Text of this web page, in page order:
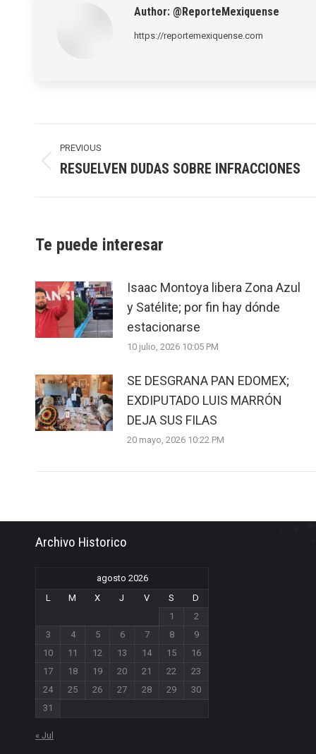
Author: @ReporteMexiquense
https://reportemexiquense.com
navigation
PREVIOUS
Previous
RESUELVEN DUDAS SOBRE INFRACCIONES
Te puede interesar
Isaac Montoya libera Zona Azul
y Satélite; por fin hay dónde
estacionarse
10 julio, 2026 10:05 PM
SE DESGRANA PAN EDOMEX;
EXDIPUTADO LUIS MARRÓN
DEJA SUS FILAS
20 mayo, 2026 10:22 PM
Archivo Historico
agosto 2026
L
M X J V S
D
1
2
3
4 5 6 7 8
9
10
11 12 13 14 15
16
17
18 19 20 21 22
23
24
25 26 27 28 29
30
31
« Jul